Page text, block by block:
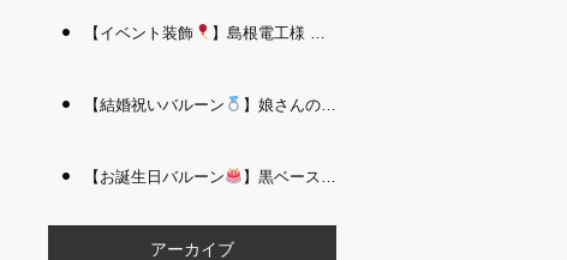
【イベント装飾 】島根電工様 お客様感謝祭｜入口アーチ＆キッズコーナー装飾 を担当しました｜松江 i Balloon
【結婚祝いバルーン 】娘さんのご結婚祝いに｜ウェディングベアとフラワーイン バルーンが華やかなバルーンアレンジメント｜松江 i Balloon
【お誕生日バルーン 】黒ベース×ヒョウ柄がおしゃれ
アーカイブ